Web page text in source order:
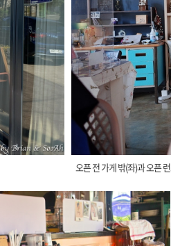
오픈 전 가게 밖(좌)과 오픈